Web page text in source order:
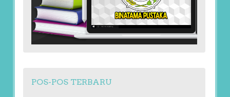
POS-POS TERBARU